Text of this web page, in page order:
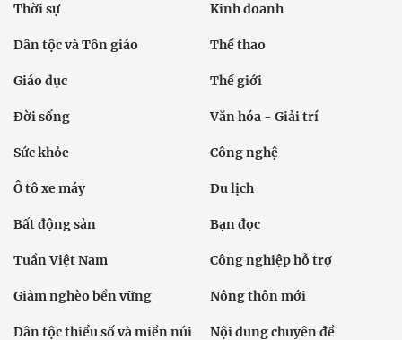
Thời sự Kinh doanh
Dân tộc và Tôn giáo Thể thao
Giáo dục Thế giới
Đời sống Văn hóa - Giải trí
Sức khỏe Công nghệ
Ô tô xe máy Du lịch
Bất động sản Bạn đọc
Tuần Việt Nam Công nghiệp hỗ trợ
Giảm nghèo bền vững Nông thôn mới
Dân tộc thiểu số và miền núi Nội dung chuyên đề